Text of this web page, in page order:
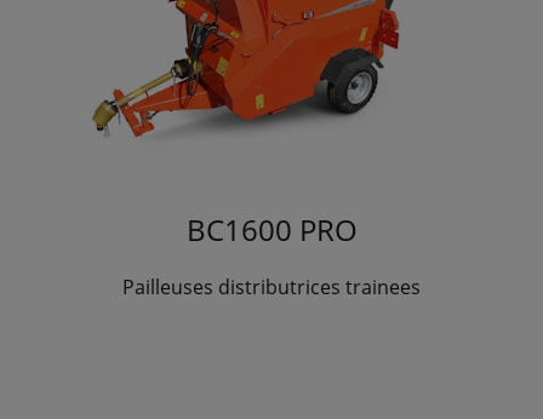
BC1600 PRO
Pailleuses distributrices trainees